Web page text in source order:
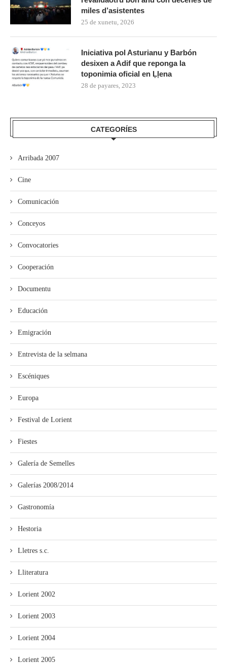
miles d’asistentes
25 de xunetu, 2026
Iniciativa pol Asturianu y Barbón
desixen a Adif que reponga la
toponimia oficial en Ḷḷena
28 de payares, 2023
CATEGORÍES
Arribada 2007
Cine
Comunicación
Conceyos
Convocatories
Cooperación
Documentu
Educación
Emigración
Entrevista de la selmana
Escéniques
Europa
Festival de Lorient
Fiestes
Galería de Semelles
Galerías 2008/2014
Gastronomía
Hestoria
Lletres s.c.
Lliteratura
Lorient 2002
Lorient 2003
Lorient 2004
Lorient 2005